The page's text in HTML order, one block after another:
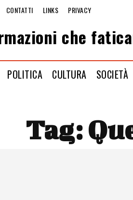
CONTATTI LINKS PRIVACY
che
POLITICA CULTURA SOCIETÀ
Tag: